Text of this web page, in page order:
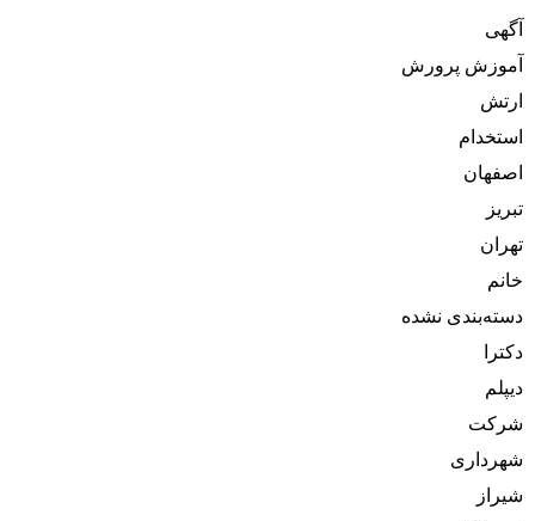
آگهی
آموزش پرورش
ارتش
استخدام
اصفهان
تبریز
تهران
خانم
دسته‌بندی نشده
دکترا
دیپلم
شرکت
شهرداری
شیراز